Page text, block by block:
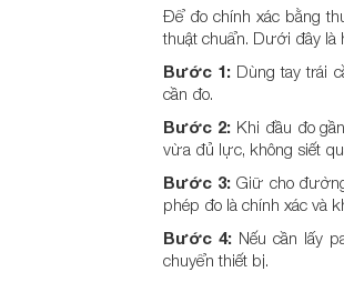
Để đo chính xác bằng
thuật chuẩn. Dưới đây là
Bước 1: Dùng tay trái
cần đo.
Bước 2:Khi đầu đo
vừa đủ lực, không siết
Bước 3:Giữ cho đường
phép đo là chính xác và
Bước 4:Nếu cần lấy
chuyển thiết bị.